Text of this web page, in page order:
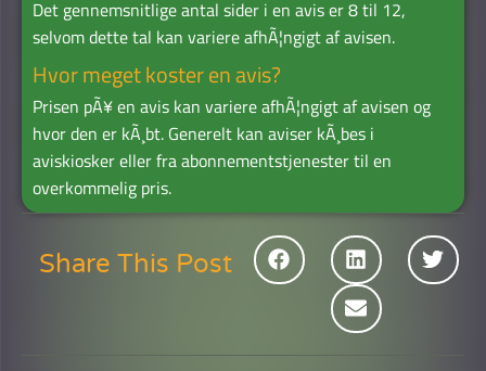
Det gennemsnitlige antal sider i en avis er 8 til 12,
selvom dette tal kan variere afhÃ¦ngigt af avisen.
Hvor meget koster en avis?
Prisen pÃ¥ en avis kan variere afhÃ¦ngigt af avisen og
hvor den er kÃ¸bt. Generelt kan aviser kÃ¸bes i
aviskiosker eller fra abonnementstjenester til en
overkommelig pris.
Share This Post